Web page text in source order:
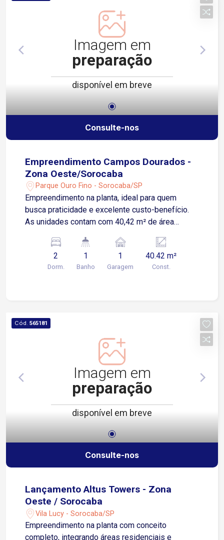
Imagem em
preparação
disponível em breve
Consulte-nos
Empreendimento Campos Dourados -
Zona Oeste/Sorocaba
Parque Ouro Fino - Sorocaba/SP
Empreendimento na planta, ideal para quem
busca praticidade e excelente custo-benefício.
As unidades contam com 40,42 m² de área
vaga de garagem. O projeto se enquadra no
Programa Minha Casa Minha Vida (MCMV),
oferecendo condições facilitadas de aquisição.
versatilidade para diferentes perfis de
moradores. Entre em contato para mais
informações e agende uma visita para conhecer
as opções disponíveis.
2
Dorm.
1
Banho
1
Garagem
40.42 m²
Const.
Cód. 565181
Imagem em
preparação
disponível em breve
Consulte-nos
Lançamento Altus Towers - Zona
Oeste / Sorocaba
Vila Lucy - Sorocaba/SP
Empreendimento na planta com conceito
completo, integrando áreas residenciais e